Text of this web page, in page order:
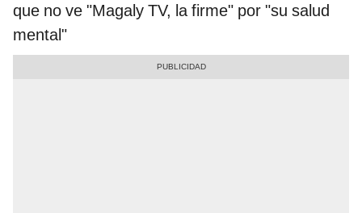
que no ve "Magaly TV, la firme" por "su salud
mental"